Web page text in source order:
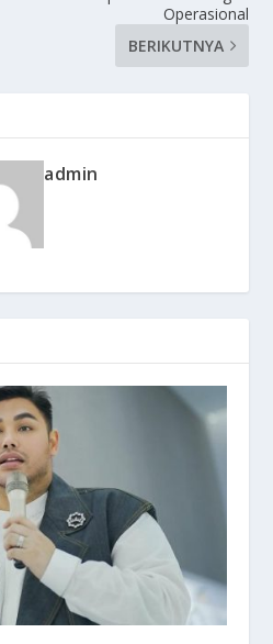
Operasional
BERIKUTNYA
admin